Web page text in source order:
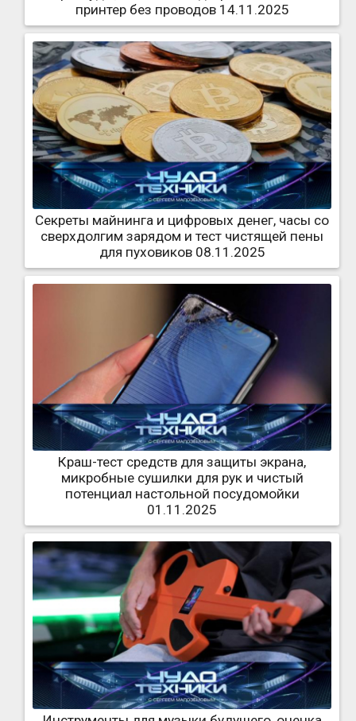
принтер без проводов 14.11.2025
Секреты майнинга и цифровых денег, часы со
сверхдолгим зарядом и тест чистящей пены
для пуховиков 08.11.2025
Краш-тест средств для защиты экрана,
микробные сушилки для рук и чистый
потенциал настольной посудомойки
01.11.2025